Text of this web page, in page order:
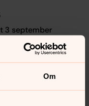
Om
3 september
ta gärna med en
teater och sång,
annat.